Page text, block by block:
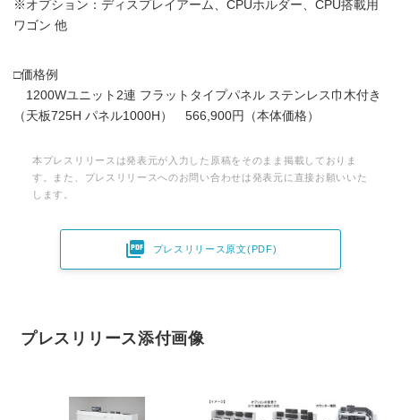
※オプション：ディスプレイアーム、CPUホルダー、CPU搭載用
ワゴン 他
□価格例
1200Wユニット2連 フラットタイプパネル ステンレス巾木付き
（天板725H パネル1000H） 566,900円（本体価格）
本プレスリリースは発表元が入力した原稿をそのまま掲載しておりま
す。また、プレスリリースへのお問い合わせは発表元に直接お願いいた
します。
 プレスリリース原文(PDF)
プレスリリース添付画像